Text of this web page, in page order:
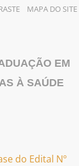
MAPA DO SITE
EM
À SAÚDE
do Edital Nº